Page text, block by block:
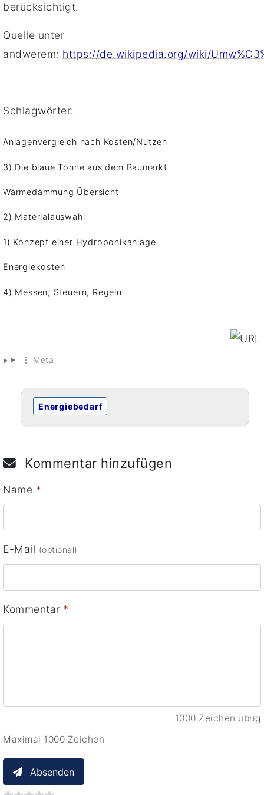
berücksichtigt.
Quelle unter
andwerem: https://de.wikipedia.org/wiki/
Schlagwörter:
Anlagenvergleich nach Kosten/Nutzen
3) Die blaue Tonne aus dem Baumarkt
Wärmedämmung Übersicht
2) Materialauswahl
1) Konzept einer Hydroponikanlage
Energiekosten
4) Messen, Steuern, Regeln
⋮ Meta
Energiebedarf
Kommentar hinzufügen
Name *
E-Mail (optional)
Kommentar *
1000 Zeichen übrig
Maximal 1000 Zeichen
Absenden